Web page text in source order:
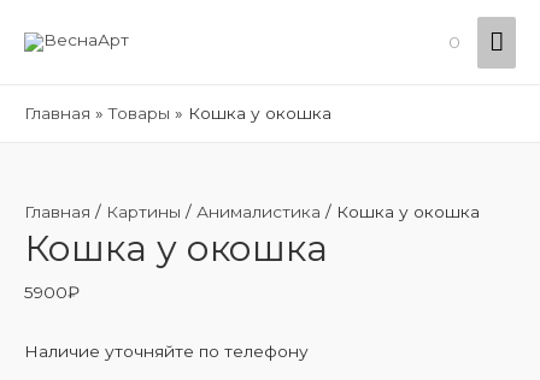
0
Главная Товары Кошка у окошка
Главная / Картины / Анималистика / Кошка у окошка
Кошка у окошка
5900₽
Наличие уточняйте по телефону